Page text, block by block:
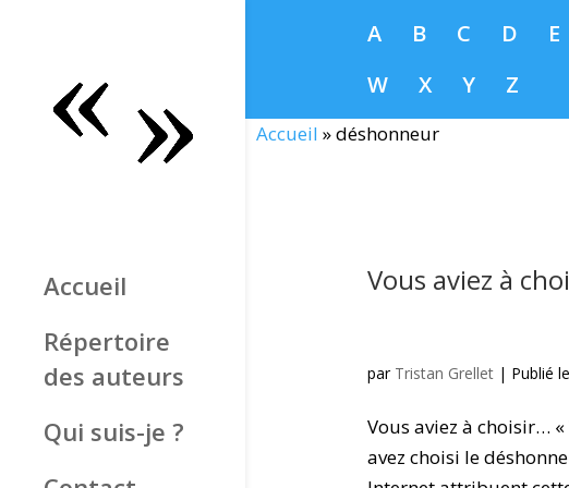
A B C D E
W
X Y Z
Accueil
Répertoire
des auteurs
Qui suis-je ?
Accueil »déshonneur
Vous aviez à
par Tristan Grellet| Publié
Vous aviez à choisir…
avez choisi le